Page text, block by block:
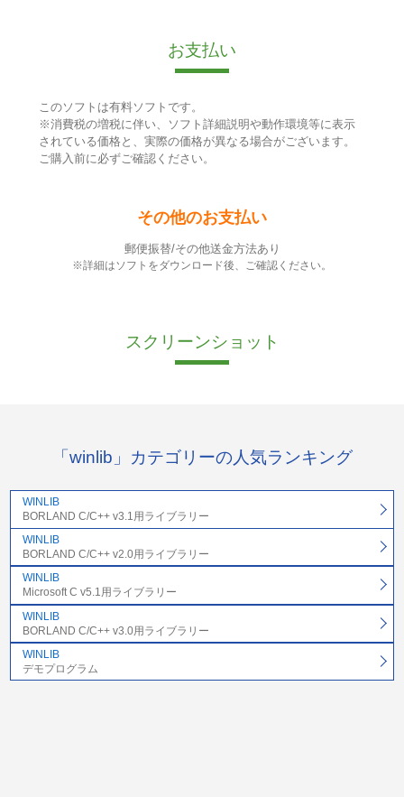
お支払い
このソフトは有料ソフトです。
※消費税の増税に伴い、ソフト詳細説明や動作環境等に表示
されている価格と、実際の価格が異なる場合がございます。
ご購入前に必ずご確認ください。
その他のお支払い
郵便振替/その他送金方法あり
※詳細はソフトをダウンロード後、ご確認ください。
スクリーンショット
「winlib」カテゴリーの人気ランキング
WINLIB
BORLAND C/C++ v3.1用ライブラリー
WINLIB
BORLAND C/C++ v2.0用ライブラリー
WINLIB
Microsoft C v5.1用ライブラリー
WINLIB
BORLAND C/C++ v3.0用ライブラリー
WINLIB
デモプログラム